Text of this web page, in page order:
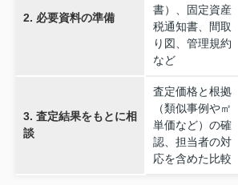
2. 必要資料の準備
書）、固定資産
税通知書、間取
り図、管理規約
など
3. 査定結果をもとに相
談
査定価格と根拠
（類似事例や㎡
単価など）の確
認、担当者の対
応を含めた比較